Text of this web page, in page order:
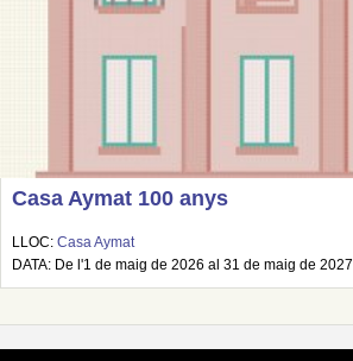
Casa Aymat 100 anys
LLOC: Casa Aymat
DATA: De l'1 de maig de 2026 al 31 de maig de 2027